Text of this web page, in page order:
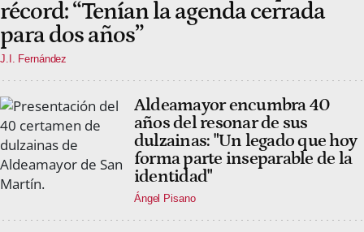
récord: “Tenían la agenda cerrada
para dos años”
J.I. Fernández
Aldeamayor encumbra 40
años del resonar de sus
dulzainas: "Un legado que hoy
forma parte inseparable de la
identidad"
Ángel Pisano